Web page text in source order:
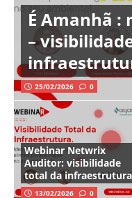
É Amanhã :
–
25/02/2026 0
Webinar Netwrix
Auditor: visibilidade
total da infraestrutura
13/02/2026 0